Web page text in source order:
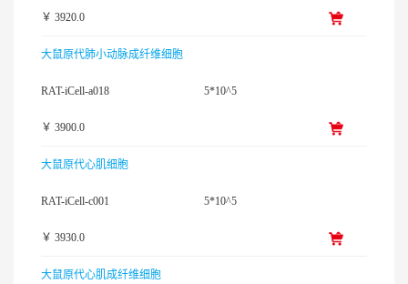
￥ 3920.0
大鼠原代肺小动脉成纤维细胞
RAT-iCell-a018 5*10^5
￥ 3900.0
大鼠原代心肌细胞
RAT-iCell-c001 5*10^5
￥ 3930.0
大鼠原代心肌成纤维细胞